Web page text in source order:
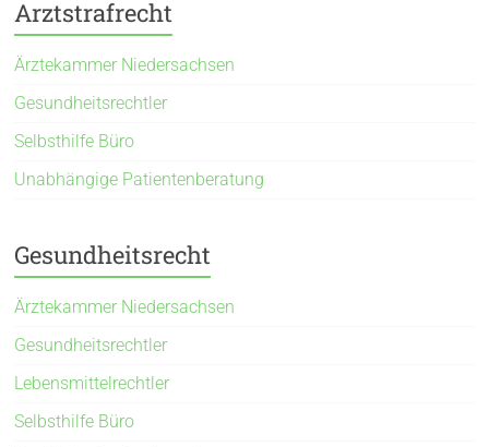
Arztstrafrecht
Ärztekammer Niedersachsen
Gesundheitsrechtler
Selbsthilfe Büro
Unabhängige Patientenberatung
Gesundheitsrecht
Ärztekammer Niedersachsen
Gesundheitsrechtler
Lebensmittelrechtler
Selbsthilfe Büro